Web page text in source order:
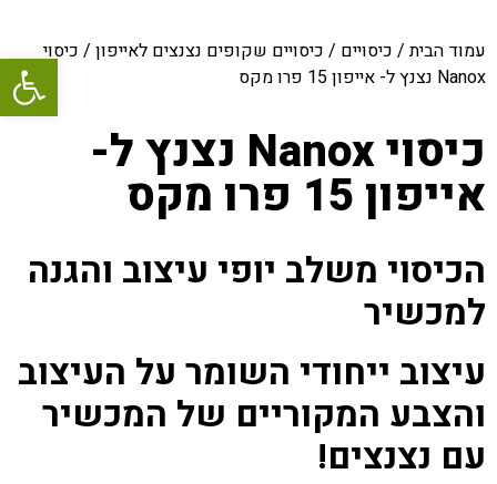
פתח עמוד הבית/ כיסויים / כיסויים שקופים נצנצים לאייפון / כיסוי
Nanox נצנץ ל- אייפון 15 פרו מקס
כיסוי Nanox נצנץ ל-
אייפון 15 פרו מקס
הכיסוי משלב יופי עיצוב והגנה
למכשיר
עיצוב ייחודי השומר על העיצוב
והצבע המקוריים של המכשיר
עם נצנצים!